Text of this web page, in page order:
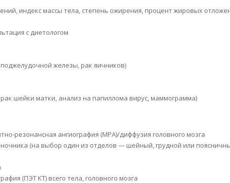
индекс массы тела, степень ожирения, процент жировых
с диетологом
железы, рак яичников)
шейки матки, анализ на папиллома вирус, маммограмма)
резонансная ангиография (МРА)/диффузия головного мозга
(на выбор один из отделов — шейный, грудной или
(ПЭТ КТ) всего тела, головного мозга